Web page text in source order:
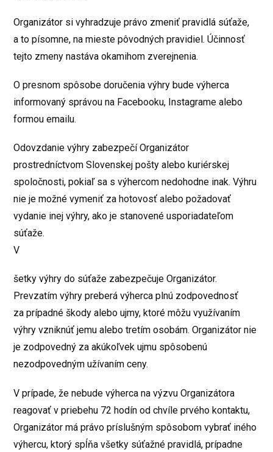
Organizátor si vyhradzuje právo zmeniť pravidlá súťaže,
a to písomne, na mieste pôvodných pravidiel. Účinnosť
tejto zmeny nastáva okamihom zverejnenia.
O presnom spôsobe doručenia výhry bude výherca
informovaný správou na Facebooku, Instagrame alebo
formou emailu.
Odovzdanie výhry zabezpečí Organizátor
prostredníctvom Slovenskej pošty alebo kuriérskej
spoločnosti, pokiaľ sa s výhercom nedohodne inak. Výhru
nie je možné vymeniť za hotovosť alebo požadovať
vydanie inej výhry, ako je stanovené usporiadateľom
súťaže.
V
šetky výhry do súťaže zabezpečuje Organizátor.
Prevzatím výhry preberá výherca plnú zodpovednosť
za prípadné škody alebo ujmy, ktoré môžu využívaním
výhry vzniknúť jemu alebo tretím osobám. Organizátor nie
je zodpovedný za akúkoľvek ujmu spôsobenú
nezodpovedným užívaním ceny.
V prípade, že nebude výherca na výzvu Organizátora
reagovať v priebehu 72 hodín od chvíle prvého kontaktu,
Organizátor má právo príslušným spôsobom vybrať iného
výhercu, ktorý spĺňa všetky súťažné pravidlá, prípadne